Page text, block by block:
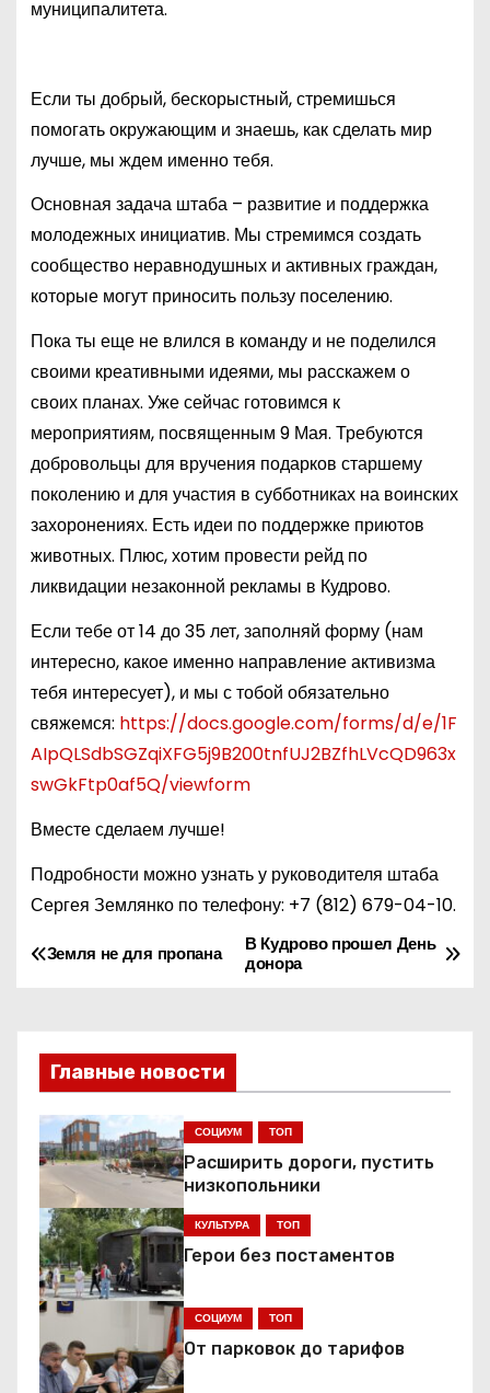
муниципалитета.
Если ты добрый, бескорыстный, стремишься
помогать окружающим и знаешь, как сделать мир
лучше, мы ждем именно тебя.
Основная задача штаба – развитие и поддержка
молодежных инициатив. Мы стремимся создать
сообщество неравнодушных и активных граждан,
которые могут приносить пользу поселению.
Пока ты еще не влился в команду и не поделился
своими креативными идеями, мы расскажем о
своих планах. Уже сейчас готовимся к
мероприятиям, посвященным 9 Мая. Требуются
добровольцы для вручения подарков старшему
поколению и для участия в субботниках на воинских
захоронениях. Есть идеи по поддержке приютов
животных. Плюс, хотим провести рейд по
ликвидации незаконной рекламы в Кудрово.
Если тебе от 14 до 35 лет, заполняй форму (нам
интересно, какое именно направление активизма
тебя интересует), и мы с тобой обязательно
свяжемся: https://docs.google.com/forms/d/e/1F
AIpQLSdbSGZqiXFG5j9B200tnfUJ2BZfhLVcQD963x
swGkFtp0af5Q/viewform
Вместе сделаем лучше!
Подробности можно узнать у руководителя штаба
Сергея Землянко по телефону: +7 (812) 679-04-10.
Н
в
и
г
а
ц
и
я
п
В Кудрово прошел День
донора
Земля не для пропана
Главные новости
СОЦИУМ ТОП
Расширить дороги, пустить
низкопольники
КУЛЬТУРА ТОП
Герои без постаментов
СОЦИУМ ТОП
От парковок до тарифов